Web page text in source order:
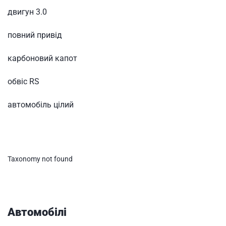
двигун 3.0
повний привід
карбоновий капот
обвіс RS
автомобіль цілий
Taxonomy not found
Автомобілі